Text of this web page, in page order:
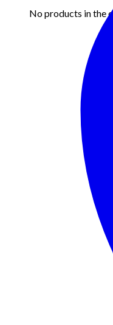
No products in the